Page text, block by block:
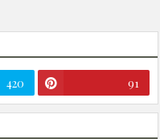
420 91